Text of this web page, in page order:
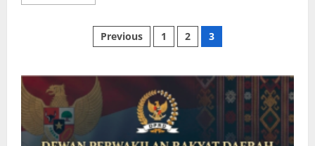
Layanan
Pendidikan,
Sosialisasi
Posts
pagination
Previous 1 2 3